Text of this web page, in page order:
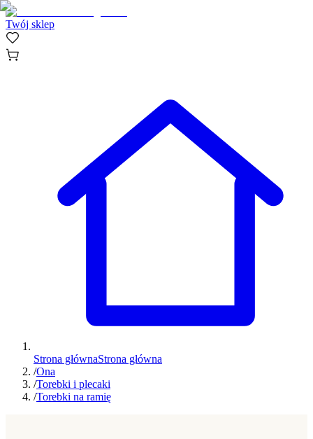
Twój sklep
Strona głównaStrona główna
/Ona
/Torebki i plecaki
/Torebki na ramię